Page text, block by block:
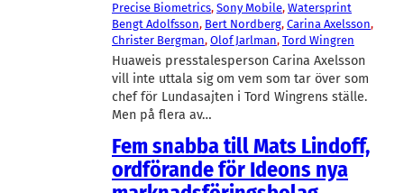
Precise Biometrics, Sony Mobile, Watersprint
Bengt Adolfsson, Bert Nordberg, Carina Axelsson
Christer Bergman, Olof Jarlman, Tord Wingren
Huaweis presstalesperson Carina Axelsson
vill inte uttala sig om vem som tar över som
chef för Lundasajten i Tord Wingrens ställe.
Men på flera av…
Fem snabba till Mats Lindoff,
ordförande för Ideons nya